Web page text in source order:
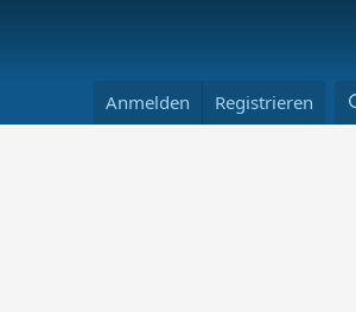
Anmelden Registrieren